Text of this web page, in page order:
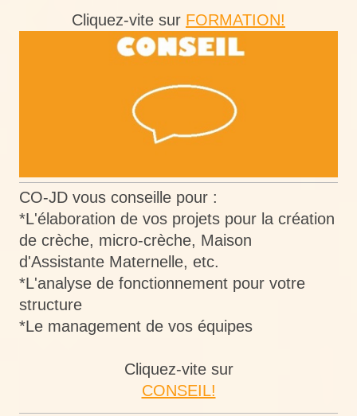
Cliquez-vite sur FORMATION!
CO-JD vous conseille pour :
*L'élaboration de vos projets pour la création
de crèche, micro-crèche, Maison
d'Assistante Maternelle, etc.
*L'analyse de fonctionnement pour votre
structure
*Le management de vos équipes
Cliquez-vite sur
CONSEIL!